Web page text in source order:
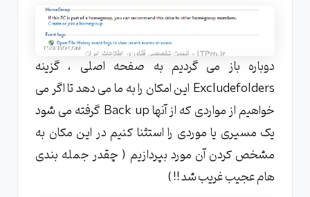
دوباره باز می گردیم به صفحه اصلی ، گزینه
Excludefolders این امکان را به ما می دهد تا اگر می
خواهیم از مواردی که از آنها Back up گرفته می شود
یک مسیری یا موردی را استثنا کنیم در این مکان به
مشخص کردن آن مورد بپردازیم ( چقدر جمله بندی
هام عجیب غریب شد !! )